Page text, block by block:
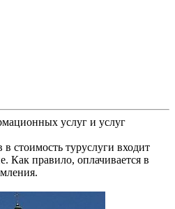
услуг и услуг
стоимость туруслуги входит
Как правило, оплачивается в